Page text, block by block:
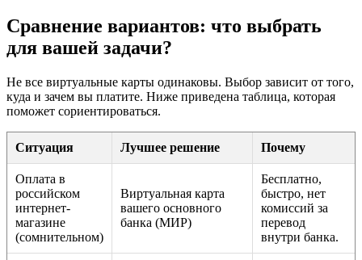
Сравнение вариантов: что выбрать
для вашей задачи?
Не все виртуальные карты одинаковы. Выбор зависит от того,
куда и зачем вы платите. Ниже приведена таблица, которая
поможет сориентироваться.
Ситуация Лучшее решение Почему
Оплата в
российском
интернет-
магазине
(сомнительном)
Виртуальная карта
вашего основного
банка (МИР)
Бесплатно,
быстро, нет
комиссий за
перевод
внутри банка.